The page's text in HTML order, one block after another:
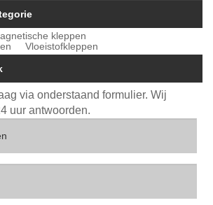
kleppen
Vloeistofkleppen
via onderstaand formulier. Wij
uur antwoorden.